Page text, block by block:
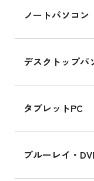
ノートパソコン
デスクトップパ
タブレットPC
ブルーレイ・
ら
iPad
iPad
iPhone
iPhone